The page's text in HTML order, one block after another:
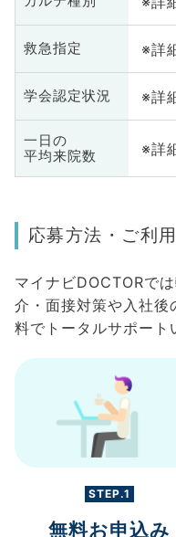
救急指定 ※詳
学会認定状況 ※詳
一日の
平均来院数
※詳
応募方法・ご利
マイナビDOCTORで
介・面接対策や入社後
料でトータルサポート
STEP.1
無料お申込み